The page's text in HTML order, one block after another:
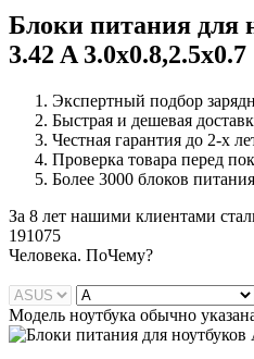
Блоки питания для
3.42 A 3.0x0.8,2.5x0.7
Экспертный подбор
Быстрая и дешевая
Честная гарантия до 2-х
Проверка товара перед
Более 3000 блоков
За 8 лет нашими клиентами
191075
Человека. ПоЧему?
Модель ноутбука обычно